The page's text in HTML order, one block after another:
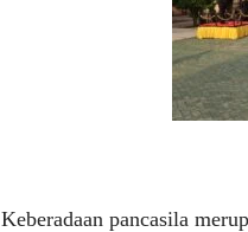
Keberadaan pancasila